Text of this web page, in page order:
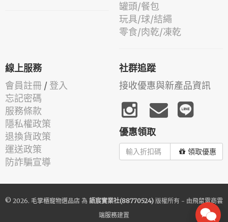
罐頭/餐包
玩具/球/結繩
零食/肉乾/凍乾
線上服務
會員註冊 / 登入
忘記密碼
服務條款
隱私權政策
退換貨政策
運送政策
防詐騙宣導
社群追蹤
接收優惠與新產品資訊
優惠領取
領取優惠
© 2026. 毛掌櫃寵物選品店 為 語宸實業社(88770524) 版權所有 - 由飛鼠電商雲
端服務建置